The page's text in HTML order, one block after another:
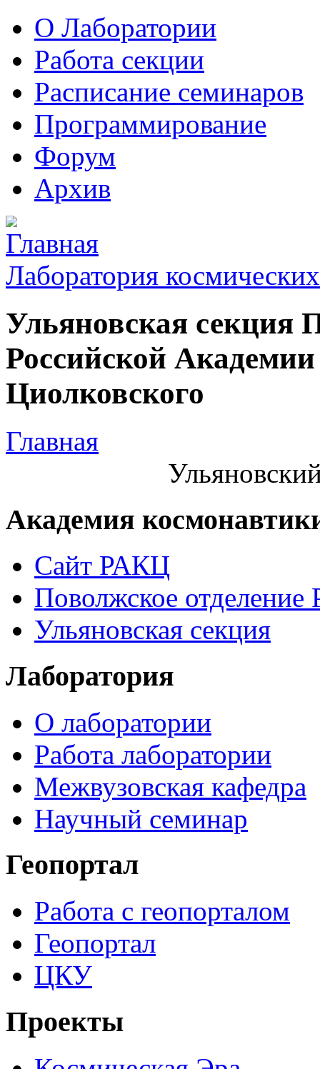
О Лаборатории
Работа секции
Расписание семинаров
Программирование
Форум
Архив
Лаборатория
Ульяновская секция
Российской
Циолковского
Главная
Академия
Сайт РАКЦ
Поволжское
Ульяновская секция
Лаборатория
О лаборатории
Работа лаборатории
Межвузовская кафедра
Научный семинар
Геопортал
Работа с геопорталом
Геопортал
ЦКУ
Проекты